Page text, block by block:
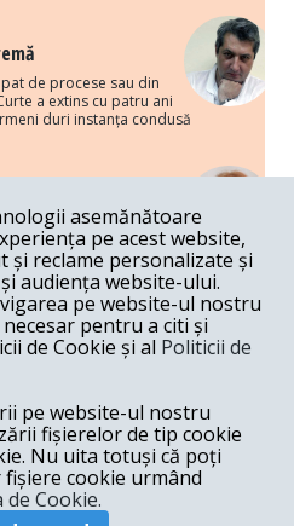
de procese sau din
a extins cu patru ani
duri instanța condusă
politic
cu retorica falsă a
care, de fapt, ascunde
a averilor unor caste.
partea românilor
sunt voci care lansează
unui politician care deranjează un
un anumit moment.
istorice
de intensitatea
asemănătoare
pe acest website,
reclame personalizate și
audiența website-ului.
pe website-ul nostru
pentru a citi și
de Cookie și al Politicii de
pe website-ul nostru
fișierelor de tip cookie
Nu uita totuși că poți
cookie urmând
de Cookie.